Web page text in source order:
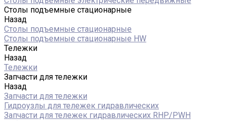
Столы подъемные стационарные
Назад
Столы подъемные стационарные
Столы подъемные стационарные HW
Тележки
Назад
Тележки
Запчасти для тележки
Назад
Запчасти для тележки
Гидроузлы для тележек гидравлических
Запчасти для тележек гидравлических RHP/PWH